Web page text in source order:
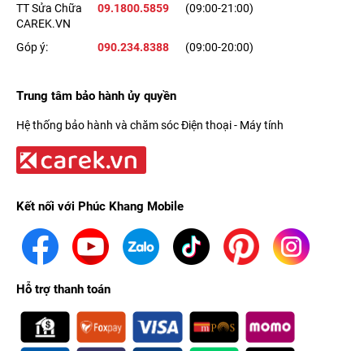
TT Sửa Chữa
CAREK.VN
09.1800.5859 (09:00-21:00)
Góp ý: 090.234.8388 (09:00-20:00)
Trung tâm bảo hành ủy quyền
Hệ thống bảo hành và chăm sóc Điện thoại - Máy tính
Kết nối với Phúc Khang Mobile
Hỗ trợ thanh toán